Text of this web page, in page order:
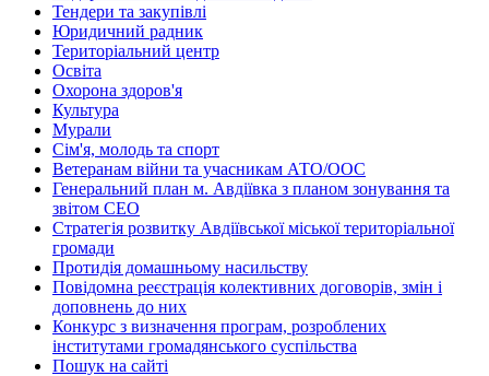
Тендери та закупівлі
Юридичний радник
Територіальний центр
Освіта
Охорона здоров'я
Культура
Мурали
Сім'я, молодь та спорт
Ветеранам війни та учасникам АТО/ООС
Генеральний план м. Авдіївка з планом зонування та
звітом СЕО
Стратегія розвитку Авдіївської міської територіальної
громади
Протидія домашньому насильству
Повідомна реєстрація колективних договорів, змін і
доповнень до них
Конкурс з визначення програм, розроблених
інститутами громадянського суспільства
Пошук на сайті